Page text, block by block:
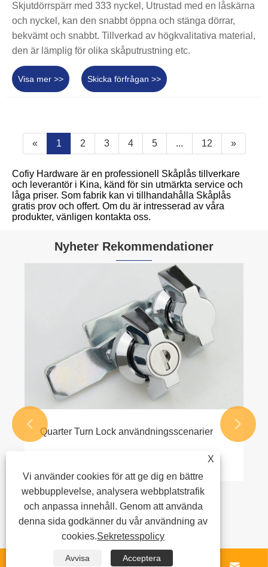
Skjutdörrspärr med 333 nyckel, Utrustad med en låskärna
och nyckel, kan den snabbt öppna och stänga dörrar,
bekvämt och snabbt. Tillverkad av högkvalitativa material,
den är lämplig för olika skåputrustning etc.
Visa mer >> Skicka förfrågan >>
« 1 2 3 4 5 ... 12 »
Cofiy Hardware är en professionell Skåplås tillverkare
och leverantör i Kina, känd för sin utmärkta service och
låga priser. Som fabrik kan vi tillhandahålla Skåplås
gratis prov och offert. Om du är intresserad av våra
produkter, vänligen kontakta oss.
Nyheter Rekommendationer
Quarter Turn Lock användningsscenarier
 
X
Vi använder cookies för att ge dig en bättre
webbupplevelse, analysera webbplatstrafik
och anpassa innehåll. Genom att använda
denna sida godkänner du vår användning av
cookies.Sekretesspolicy
Avvisa Acceptera